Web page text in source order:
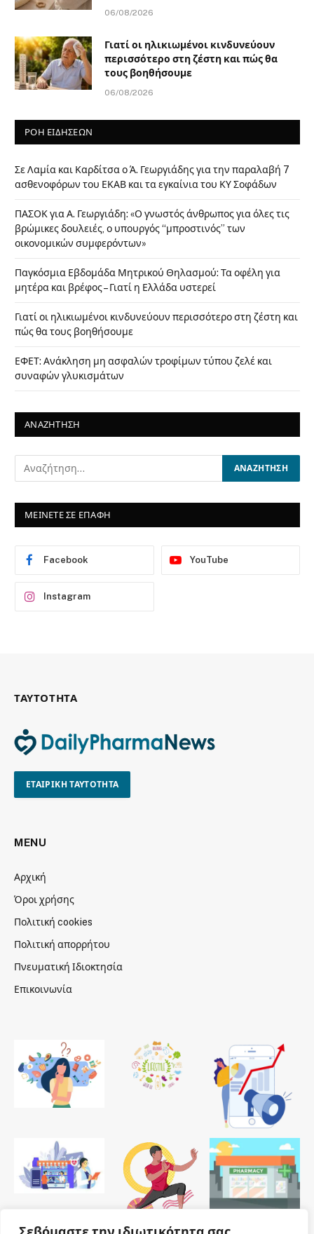
06/08/2026
Γιατί οι ηλικιωμένοι κινδυνεύουν
περισσότερο στη ζέστη και πώς θα
τους βοηθήσουμε
06/08/2026
ΡΟΗ ΕΙΔΗΣΕΩΝ
Σε Λαμία και Καρδίτσα ο Ά. Γεωργιάδης για την παραλαβή 7
ασθενοφόρων του ΕΚΑΒ και τα εγκαίνια του ΚΥ Σοφάδων
ΠΑΣΟΚ για Α. Γεωργιάδη: «Ο γνωστός άνθρωπος για όλες τις
βρώμικες δουλειές, ο υπουργός “μπροστινός” των
οικονομικών συμφερόντων»
Παγκόσμια Εβδομάδα Μητρικού Θηλασμού: Τα οφέλη για
μητέρα και βρέφος – Γιατί η Ελλάδα υστερεί
Γιατί οι ηλικιωμένοι κινδυνεύουν περισσότερο στη ζέστη και
πώς θα τους βοηθήσουμε
ΕΦΕΤ: Ανάκληση μη ασφαλών τροφίμων τύπου ζελέ και
συναφών γλυκισμάτων
ΑΝΑΖΗΤΗΣΗ
ΜΕΙΝΕΤΕ ΣΕ ΕΠΑΦΗ
Facebook YouTube
Instagram
ΤΑΥΤΟΤΗΤΑ
ΕΤΑΙΡΙΚΗ ΤΑΥΤΟΤΗΤΑ
MENU
Αρχική
Όροι χρήσης
Πολιτική cookies
Πολιτική απορρήτου
Πνευματική Ιδιοκτησία
Επικοινωνία